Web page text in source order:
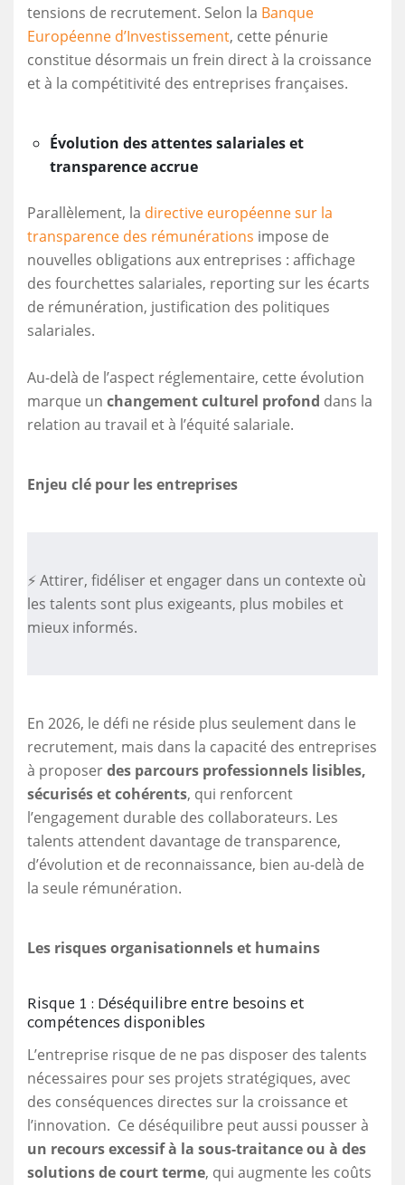
tensions de recrutement. Selon la Banque
Européenne d’Investissement, cette pénurie
constitue désormais un frein direct à la croissance
et à la compétitivité des entreprises françaises.
Évolution des attentes salariales et
transparence accrue
Parallèlement, la directive européenne sur la
transparence des rémunérations impose de
nouvelles obligations aux entreprises : affichage
des fourchettes salariales, reporting sur les écarts
de rémunération, justification des politiques
salariales.
Au-delà de l’aspect réglementaire, cette évolution
marque un changement culturel profond dans la
relation au travail et à l’équité salariale.
Enjeu clé pour les entreprises
⚡ Attirer, fidéliser et engager dans un contexte où
les talents sont plus exigeants, plus mobiles et
mieux informés.
En 2026, le défi ne réside plus seulement dans le
recrutement, mais dans la capacité des entreprises
à proposerdes parcours professionnels lisibles,
sécurisés et cohérents, qui renforcent
l’engagement durable des collaborateurs. Les
talents attendent davantage de transparence,
d’évolution et de reconnaissance, bien au-delà de
la seule rémunération.
Les risques organisationnels et humains
Risque 1 : Déséquilibre entre besoins et
compétences disponibles
L’entreprise risque de ne pas disposer des talents
nécessaires pour ses projets stratégiques, avec
des conséquences directes sur la croissance et
l’innovation. Ce déséquilibre peut aussi pousser à
un recours excessif à la sous-traitance ou à des
solutions de court terme, qui augmente les coûts